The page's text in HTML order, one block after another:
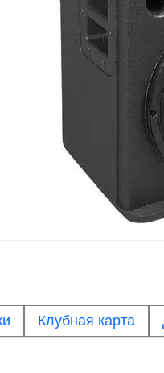
Клубная карта